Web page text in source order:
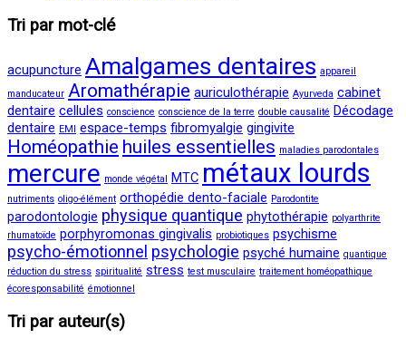
Tri par mot-clé
acupuncture Amalgames dentaires appareil
manducateur Aromathérapie auriculothérapie Ayurveda cabinet
dentaire cellules conscience conscience de la terre double causalité Décodage
dentaire EMI espace-temps fibromyalgie gingivite
Homéopathie huiles essentielles maladies parodontales
mercure monde végétal MTC métaux lourds
nutriments oligo-élément orthopédie dento-faciale Parodontite
parodontologie physique quantique phytothérapie polyarthrite
rhumatoïde porphyromonas gingivalis probiotiques psychisme
psycho-émotionnel psychologie psyché humaine quantique
réduction du stress spiritualité stress test musculaire traitement homéopathique
écoresponsabilité émotionnel
Tri par auteur(s)